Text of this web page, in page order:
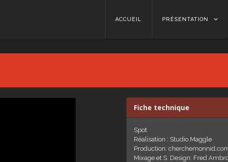
Skip to content
ACCUEIL PRÉSENTATION
Fiche technique
Spot
Réalisation : Studio Maggle
Production:
Mixage et S. Design: Fred